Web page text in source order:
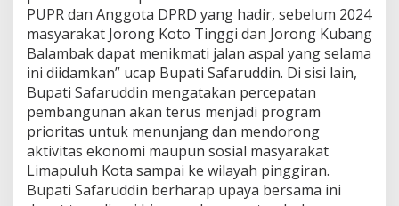
PUPR dan Anggota DPRD yang hadir, sebelum 2024
masyarakat Jorong Koto Tinggi dan Jorong Kubang
Balambak dapat menikmati jalan aspal yang selama
ini diidamkan” ucap Bupati Safaruddin. Di sisi lain,
Bupati Safaruddin mengatakan percepatan
pembangunan akan terus menjadi program
prioritas untuk menunjang dan mendorong
aktivitas ekonomi maupun sosial masyarakat
Limapuluh Kota sampai ke wilayah pinggiran.
Bupati Safaruddin berharap upaya bersama ini